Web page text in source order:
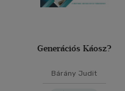
Generációs Káosz?
Bárány Judit